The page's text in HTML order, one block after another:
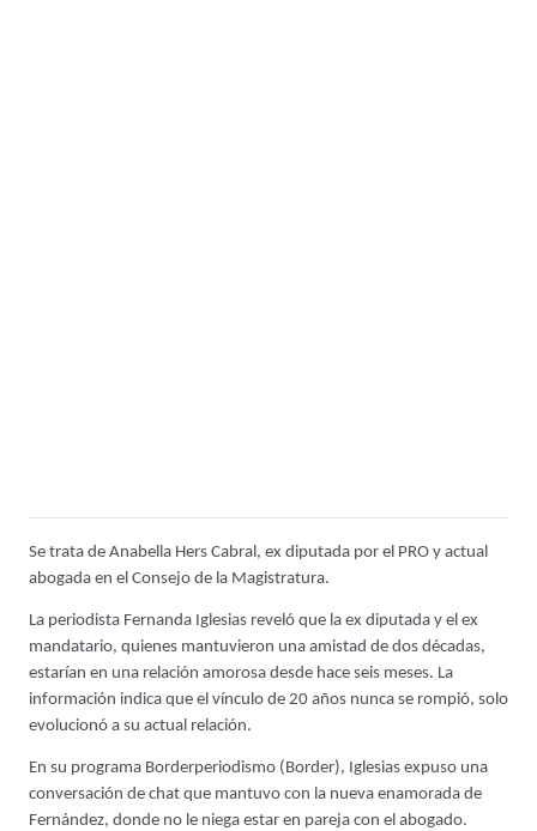
Se trata de Anabella Hers Cabral, ex diputada por el PRO y actual
abogada en el Consejo de la Magistratura.
La periodista Fernanda Iglesias reveló que la ex diputada y el ex
mandatario, quienes mantuvieron una amistad de dos décadas,
estarían en una relación amorosa desde hace seis meses. La
información indica que el vínculo de 20 años nunca se rompió, solo
evolucionó a su actual relación.
En su programa Borderperiodismo (Border), Iglesias expuso una
conversación de chat que mantuvo con la nueva enamorada de
Fernández, donde no le niega estar en pareja con el abogado.